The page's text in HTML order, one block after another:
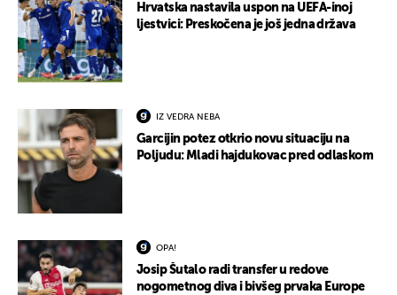
Hrvatska nastavila uspon na UEFA-inoj
ljestvici: Preskočena je još jedna država
IZ VEDRA NEBA
Garcijin potez otkrio novu situaciju na
Poljudu: Mladi hajdukovac pred odlaskom
OPA!
Josip Šutalo radi transfer u redove
nogometnog diva i bivšeg prvaka Europe